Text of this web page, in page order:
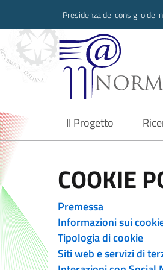
Presidenza del consiglio dei
Il Progetto
current
COOKIE
Premessa
Informazioni sui
Tipologia di cookie
Siti web e servizi di